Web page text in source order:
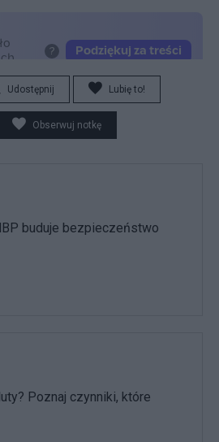
Udostępnij Lubię to!
Obserwuj notkę
buduje bezpieczeństwo
Poznaj czynniki, które